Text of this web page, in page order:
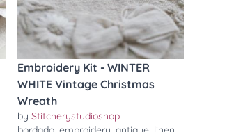
Embroidery Kit - WINTER
WHITE Vintage Christmas
Wreath
byStitcherystudioshop